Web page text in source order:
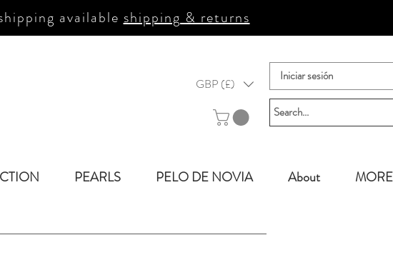
availableshipping & returns
GBP (£) Iniciar sesión
PEARLS PELO DE NOVIA About MORE